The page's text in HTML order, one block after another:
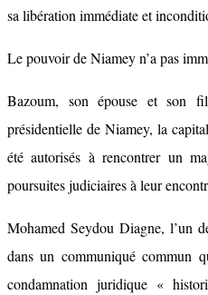
sa libération immédiate et
Le pouvoir de Niamey n’a pas
Bazoum, son épouse et son
présidentielle de Niamey, la
été autorisés à rencontrer un
poursuites judiciaires à leur
Mohamed Seydou Diagne, l’un
dans un communiqué commun
condamnation juridique «